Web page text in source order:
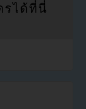
รได้ที่นี่